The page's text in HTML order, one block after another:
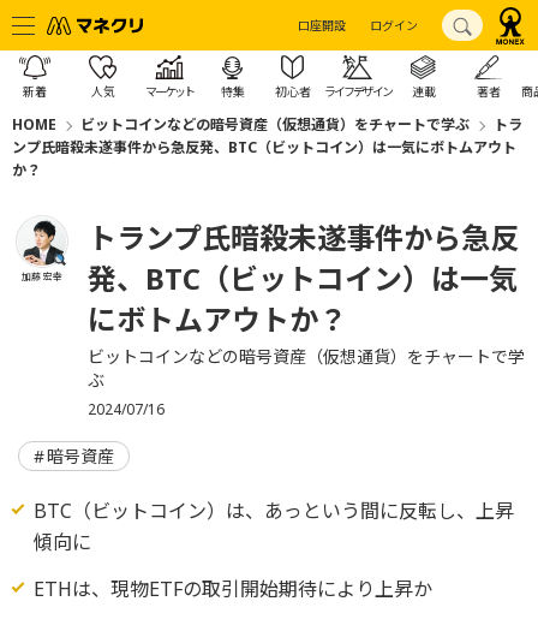
口座開設 ログイン
新着 人気 マーケット 特集 初心者 ライフデザイン 連載 著者 商
HOME ビットコインなどの暗号資産（仮想通貨）をチャートで学ぶ
トラ
ンプ氏暗殺未遂事件から急反発、BTC（ビットコイン）は一気にボトムアウト
か？
加藤 宏幸
トランプ氏暗殺未遂事件から急反
発、BTC（ビットコイン）は一気
にボトムアウトか？
ビットコインなどの暗号資産（仮想通貨）をチャートで学
ぶ
2024/07/16
暗号資産
BTC（ビットコイン）は、あっという間に反転し、上昇
傾向に
ETHは、現物ETFの取引開始期待により上昇か